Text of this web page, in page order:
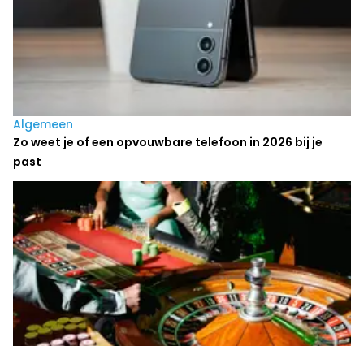
Algemeen
Zo weet je of een opvouwbare telefoon in 2026 bij je
past